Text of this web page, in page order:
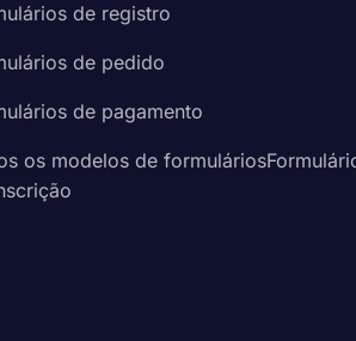
de registro
de pedido
de pagamento
os modelos de